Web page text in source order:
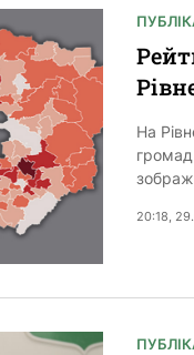
На
громад
20:18,